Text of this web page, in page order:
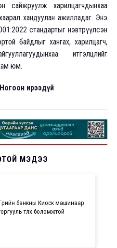
сайжруулж харилцагчдынхаа
хандуулан ажилладаг. Энэ
стандартыг нэвтрүүлсэн
байдлыг хангах, харилцагч,
итгэлцлийг
юм.
Ногоон ирээдүй
МЭДЭЭ
банкны Киоск машинаар
төлөх боломжтой